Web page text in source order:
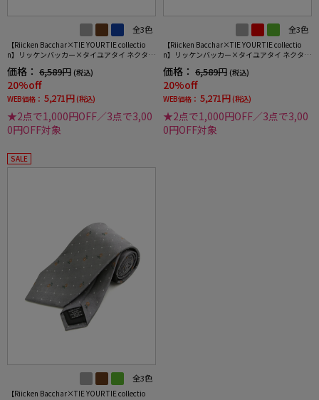
全3色
【Riicken Bacchar×TIE YOUR TIE collectio
n】リッケンバッカー×タイユアタイ ネクタイ
レギュラー シルク100% ストライプ RUCKEN
BACCHAR
価格： 6,589円 (税込)
20%off
WEB価格： 5,271円 (税込)
★2点で1,000円OFF／3点で3,00
0円OFF対象
全3色
【Riicken Bacchar×TIE YOUR TIE collectio
n】リッケンバッカー×タイユアタイ ネクタイ
レギュラー シルク100% 小柄 RUCKEN BACCH
AR
価格： 6,589円 (税込)
20%off
WEB価格： 5,271円 (税込)
★2点で1,000円OFF／3点で3,00
0円OFF対象
SALE
全3色
【Riicken Bacchar×TIE YOUR TIE collectio